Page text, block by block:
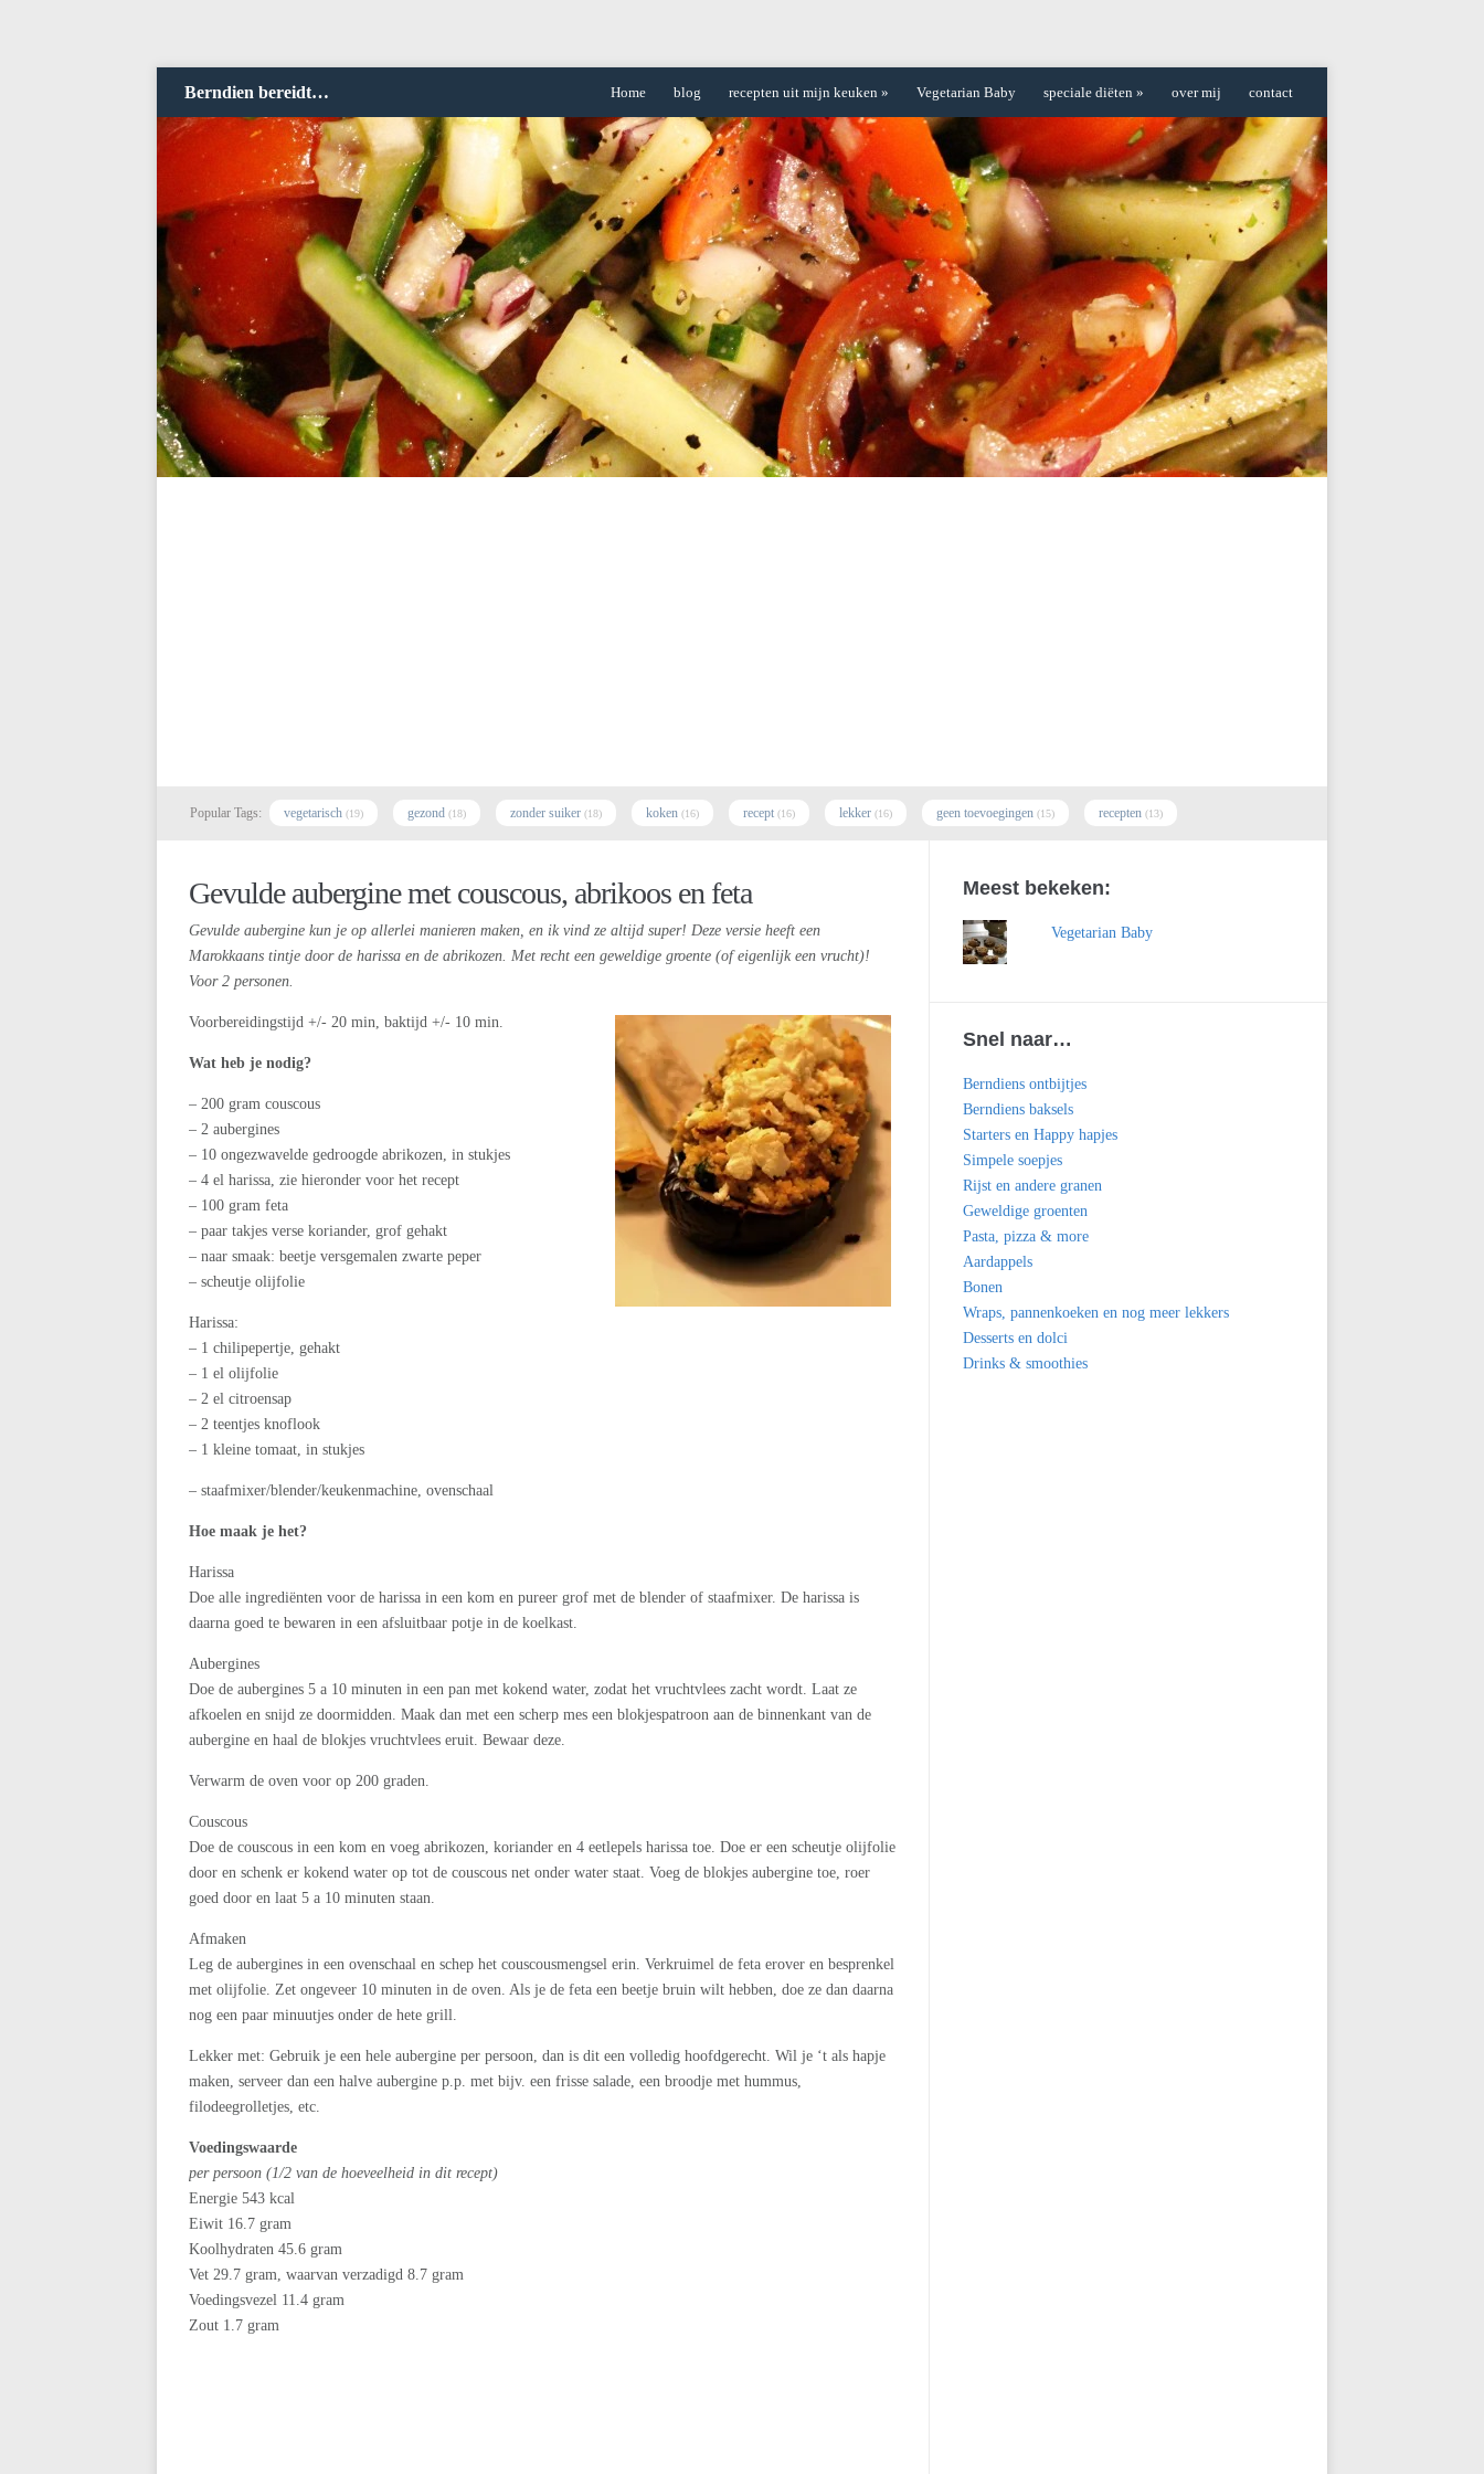
Berndien bereidt… Home blog recepten uit mijn keuken » Vegetarian Baby speciale diëten » over mij contact
Popular Tags: vegetarisch (19) gezond (18) zonder suiker (18) koken (16) recept (16) lekker (16) geen toevoegingen (15) recepten (13)
Gevulde aubergine met couscous, abrikoos en feta
Gevulde aubergine kun je op allerlei manieren maken, en ik vind ze altijd super! Deze versie heeft een
Marokkaans tintje door de harissa en de abrikozen. Met recht een geweldige groente (of eigenlijk een vrucht)!
Voor 2 personen.
Voorbereidingstijd +/- 20 min, baktijd +/- 10 min.
Wat heb je nodig?
– 200 gram couscous
– 2 aubergines
– 10 ongezwavelde gedroogde abrikozen, in stukjes
– 4 el harissa, zie hieronder voor het recept
– 100 gram feta
– paar takjes verse koriander, grof gehakt
– naar smaak: beetje versgemalen zwarte peper
– scheutje olijfolie
Harissa:
– 1 chilipepertje, gehakt
– 1 el olijfolie
– 2 el citroensap
– 2 teentjes knoflook
– 1 kleine tomaat, in stukjes
– staafmixer/blender/keukenmachine, ovenschaal
Hoe maak je het?
Harissa
Doe alle ingrediënten voor de harissa in een kom en pureer grof met de blender of staafmixer. De harissa is
daarna goed te bewaren in een afsluitbaar potje in de koelkast.
Aubergines
Doe de aubergines 5 a 10 minuten in een pan met kokend water, zodat het vruchtvlees zacht wordt. Laat ze
afkoelen en snijd ze doormidden. Maak dan met een scherp mes een blokjespatroon aan de binnenkant van de
aubergine en haal de blokjes vruchtvlees eruit. Bewaar deze.
Verwarm de oven voor op 200 graden.
Couscous
Doe de couscous in een kom en voeg abrikozen, koriander en 4 eetlepels harissa toe. Doe er een scheutje olijfolie
door en schenk er kokend water op tot de couscous net onder water staat. Voeg de blokjes aubergine toe, roer
goed door en laat 5 a 10 minuten staan.
Afmaken
Leg de aubergines in een ovenschaal en schep het couscousmengsel erin. Verkruimel de feta erover en besprenkel
met olijfolie. Zet ongeveer 10 minuten in de oven. Als je de feta een beetje bruin wilt hebben, doe ze dan daarna
nog een paar minuutjes onder de hete grill.
Lekker met: Gebruik je een hele aubergine per persoon, dan is dit een volledig hoofdgerecht. Wil je ‘t als hapje
maken, serveer dan een halve aubergine p.p. met bijv. een frisse salade, een broodje met hummus,
filodeegrolletjes, etc.
Voedingswaarde
per persoon (1/2 van de hoeveelheid in dit recept)
Energie 543 kcal
Eiwit 16.7 gram
Koolhydraten 45.6 gram
Vet 29.7 gram, waarvan verzadigd 8.7 gram
Voedingsvezel 11.4 gram
Zout 1.7 gram
Meest bekeken:
Vegetarian Baby
Snel naar…
Berndiens ontbijtjes
Berndiens baksels
Starters en Happy hapjes
Simpele soepjes
Rijst en andere granen
Geweldige groenten
Pasta, pizza & more
Aardappels
Bonen
Wraps, pannenkoeken en nog meer lekkers
Desserts en dolci
Drinks & smoothies